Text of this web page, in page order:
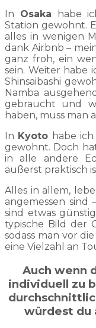
In Osaka habe
Station gewohnt.
alles in wenigen
dank Airbnb –
ganz froh, ein
sein. Weiter habe
Shinsaibashi
Namba
gebraucht und
haben, muss man
In Kyoto habe
gewohnt. Doch
in alle andere
äußerst praktisch
Alles in allem,
angemessen sind
sind etwas
typische Bild der
sodass man vor
eine Vielzahl an
Auch wenn
individuell zu
würdest du